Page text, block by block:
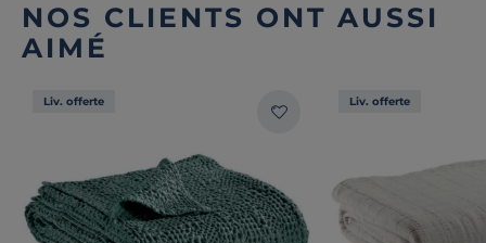
NOS CLIENTS ONT AUSSI
AIMÉ
Liv. offerte Liv. offerte